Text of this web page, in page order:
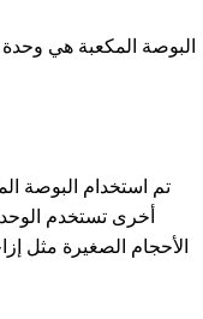
البوصة المكعبة هي
تم استخدام البوصة
أخرى تستخدم
الأحجام الصغيرة مثل